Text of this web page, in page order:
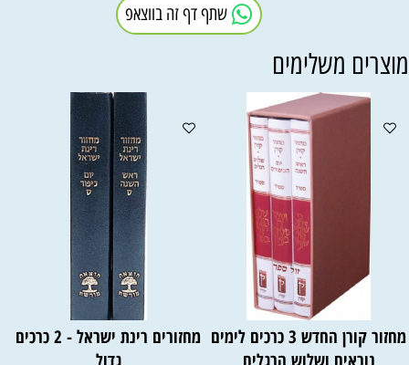
שתף דף זה בווצאפ
משלימים
מחזור קורן החדש 3 כרכים לימים
נוראים ושלוש הרגלים
מחזורים רינת ישראל - 2 כרכים
גדול